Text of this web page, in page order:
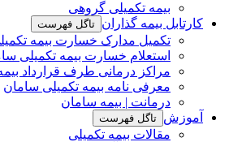
بیمه تکمیلی گروهی
کارتابل بیمه گذاران تاگل فهرست
تکمیل مدارک خسارت بیمه
استعلام خسارت بیمه تکمیلی
مراکز درمانی طرف قرارداد
معرفی نامه بیمه تکمیلی سامان
درمانت | بیمه سامان
آموزش تاگل فهرست
مقالات بیمه تکمیلی